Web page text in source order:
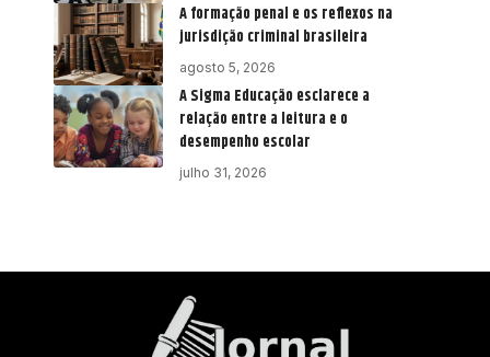
A formação penal e os reflexos na
jurisdição criminal brasileira
agosto 5, 2026
A Sigma Educação esclarece a
relação entre a leitura e o
desempenho escolar
julho 31, 2026